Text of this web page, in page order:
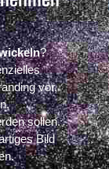
?
vor,
sollen.
Bild